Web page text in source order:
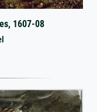
1607-08